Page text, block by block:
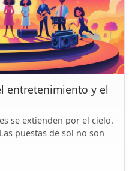
entretenimiento y el
se extienden por el cielo.
puestas de sol no son